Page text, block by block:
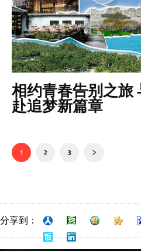
相约青春告别之旅
赴追梦新篇章
1 2 3
分享到：